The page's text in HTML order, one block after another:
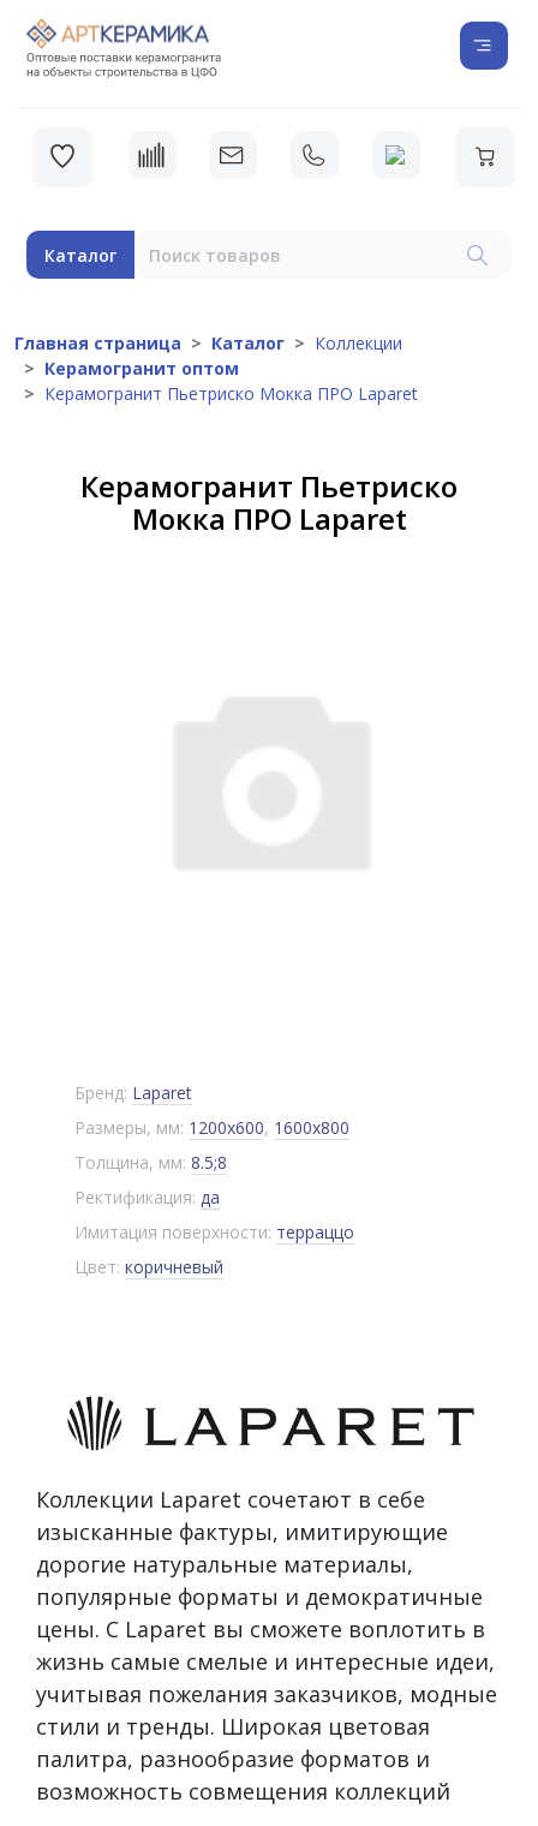
Каталог
Главная страница Каталог
Коллекции
Керамогранит оптом
Керамогранит Пьетриско Мокка ПРО Laparet
Керамогранит Пьетриско
Мокка ПРО Laparet
Бренд: Laparet
Размеры, мм: 1200x600, 1600x800
Толщина, мм: 8.5;8
Ректификация: да
Имитация поверхности: терраццо
Цвет: коричневый
Коллекции Laparet сочетают в себе
изысканные фактуры, имитирующие
дорогие натуральные материалы,
популярные форматы и демократичные
цены. С Laparet вы сможете воплотить в
жизнь самые смелые и интересные идеи,
учитывая пожелания заказчиков, модные
стили и тренды. Широкая цветовая
палитра, разнообразие форматов и
возможность совмещения коллекций